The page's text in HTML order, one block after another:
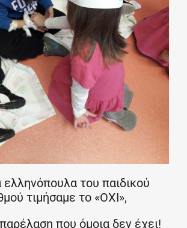
ελληνόπουλα του παιδικού
τιμήσαμε το «ΟΧΙ»,
που όμοια δεν έχει!